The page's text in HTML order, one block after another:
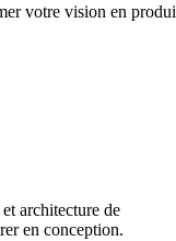
votre vision en
architecture de
en conception.